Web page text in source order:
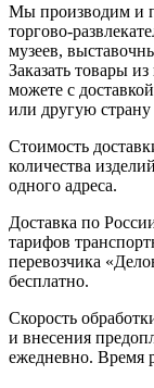
Мы производим и
торгово-
музеев,
Заказать товары
можете с
или другую
Стоимость
количества
одного адреса.
Доставка по
тарифов
перевозчика
бесплатно.
Скорость
и внесения
ежедневно. Время